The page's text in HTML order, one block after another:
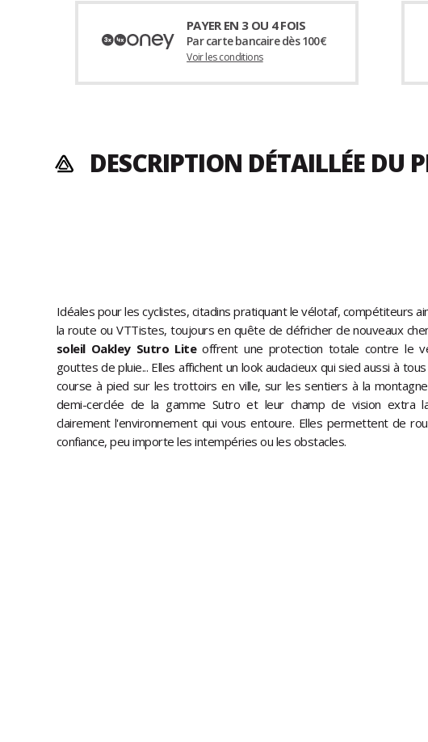
PAYER EN 3 OU 4 FOIS
Par carte bancaire dès 100€
Voir les conditions
DESCRIPTION DÉTAILLÉE DU
Idéales pour les cyclistes, citadins pratiquant le vélotaf, compétiteurs
la route ou VTTistes, toujours en quête de défricher de nouveaux
soleil Oakley Sutro Liteoffrent une protection totale contre le
gouttes de pluie... Elles affichent un look audacieux qui sied aussi à
course à pied sur les trottoirs en ville, sur les sentiers à la
demi-cerclée de la gamme Sutro et leur champ de vision extra
clairement l'environnement qui vous entoure. Elles permettent de
confiance, peu importe les intempéries ou les obstacles.